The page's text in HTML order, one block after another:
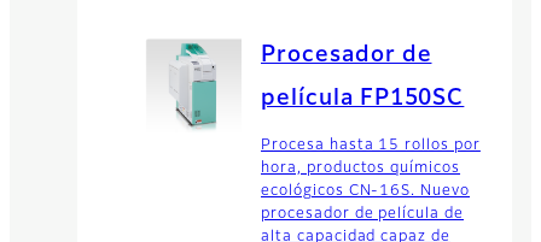
Procesador de
película FP150SC
Procesa hasta 15 rollos por
hora, productos químicos
ecológicos CN-16S. Nuevo
procesador de película de
alta capacidad capaz de